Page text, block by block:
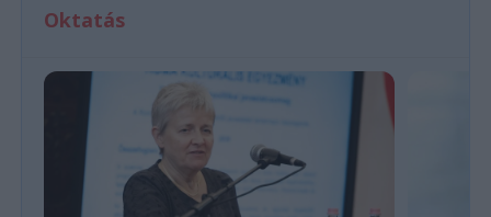
Oktatás